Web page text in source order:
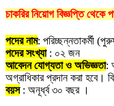
চাকরির নিয়োগ বিজ্ঞপ্তি থেকে
পদের নাম: পরিচ্ছন্নতাকর্মী
পদের সংখ্যা: ০২ জন
আবেদন যোগ্যতা ও অভিজ্ঞতা:
অগ্রাধিকার প্রদান করা হবে।
বয়স: অনূর্ধ্ব ৩০ বছর ।